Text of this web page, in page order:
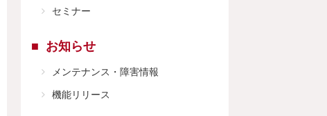
セミナー
お知らせ
メンテナンス・障害情報
機能リリース